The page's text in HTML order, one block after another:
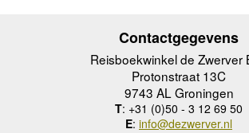
Contactgegevens
Reisboekwinkel de Zwerver
Protonstraat 13C
9743 AL Groningen
T: +31 (0)50 - 3 12 69 50
E: info@dezwerver.nl